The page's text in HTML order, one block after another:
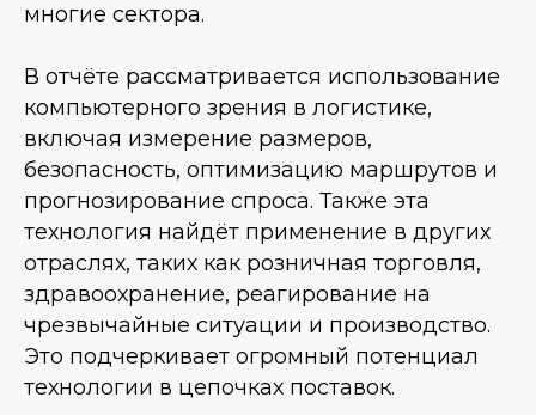
многие сектора.
В отчёте рассматривается использование
компьютерного зрения в логистике,
включая измерение размеров,
безопасность, оптимизацию маршрутов и
прогнозирование спроса. Также эта
технология найдёт применение в других
отраслях, таких как розничная торговля,
здравоохранение, реагирование на
чрезвычайные ситуации и производство.
Это подчеркивает огромный потенциал
технологии в цепочках поставок.